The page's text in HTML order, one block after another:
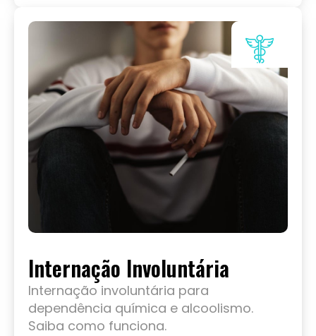
Internação Involuntária
Internação involuntária para
dependência química e alcoolismo.
Saiba como funciona.